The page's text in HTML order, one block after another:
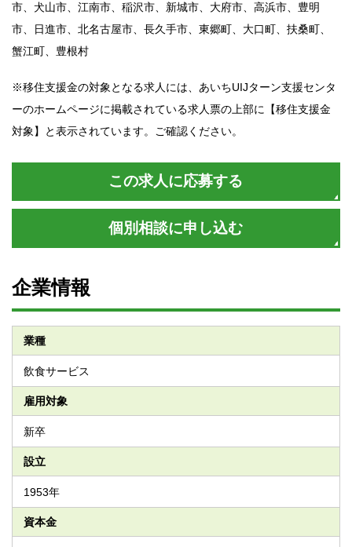
市、犬山市、江南市、稲沢市、新城市、大府市、高浜市、豊明
市、日進市、北名古屋市、長久手市、東郷町、大口町、扶桑町、
蟹江町、豊根村
※移住支援金の対象となる求人には、あいちUIJターン支援センタ
ーのホームページに掲載されている求人票の上部に【移住支援金
対象】と表示されています。ご確認ください。
この求人に応募する
個別相談に申し込む
企業情報
業種
飲食サービス
雇用対象
新卒
設立
1953年
資本金